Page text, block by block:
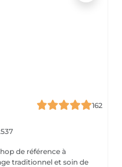
162
traditionnel et soin de